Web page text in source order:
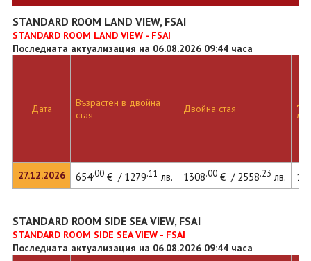
STANDARD ROOM LAND VIEW, FSAI
STANDARD ROOM LAND VIEW - FSAI
Последната актуализация на 06.08.2026 09:44 часа
Дата
27.12.2026
Възрастен в двойна
стая
Двойна стая
654.00€ / 1279.11 лв. 1308.00€ / 2558.23 лв.
STANDARD ROOM SIDE SEA VIEW, FSAI
STANDARD ROOM SIDE SEA VIEW - FSAI
Последната актуализация на 06.08.2026 09:44 часа